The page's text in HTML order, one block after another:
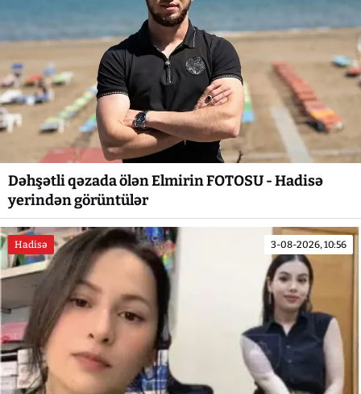
Dəhşətli qəzada ölən Elmirin FOTOSU - Hadisə
yerindən görüntülər
Hadisə 3-08-2026, 10:56